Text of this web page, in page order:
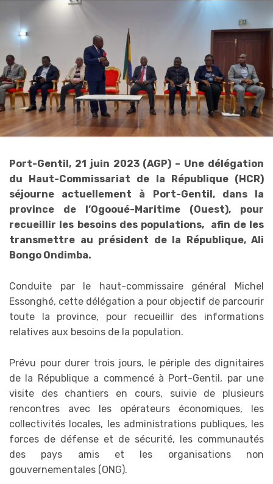
Port-Gentil, 21 juin 2023 (AGP) – Une délégation
du Haut-Commissariat de la République (HCR)
séjourne actuellement à Port-Gentil, dans la
province de l’Ogooué-Maritime (Ouest), pour
recueillir les besoins des populations, afin de les
transmettre au président de la République, Ali
Bongo Ondimba.
Conduite par le haut-commissaire général Michel
Essonghé, cette délégation a pour objectif de parcourir
toute la province, pour recueillir des informations
relatives aux besoins de la population.
Prévu pour durer trois jours, le périple des dignitaires
de la République a commencé à Port-Gentil, par une
visite des chantiers en cours, suivie de plusieurs
rencontres avec les opérateurs économiques, les
collectivités locales, les administrations publiques, les
forces de défense et de sécurité, les communautés
des pays amis et les organisations non
gouvernementales (ONG).